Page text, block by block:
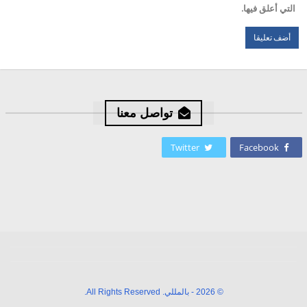
التي أعلق فيها.
تواصل معنا
Facebook
Twitter
© 2026 - بالمللي. All Rights Reserved.